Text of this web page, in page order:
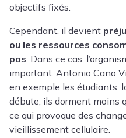
objectifs fixés.
Cependant, il devient
ou les ressources
pas . Dans ce cas,
important. Antonio Cano
en exemple les étudiants:
débute, ils dorment moins
ce qui provoque des
vieillissement cellulaire.